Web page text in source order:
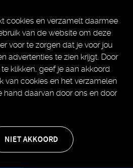
cookies en verzamelt daarmee
van de website om deze
voor te zorgen dat je voor jou
advertenties te zien krijgt. Door
klikken, geef je aan akkoord
van cookies en het verzamelen
hand daarvan door ons en door
NIET AKKOORD